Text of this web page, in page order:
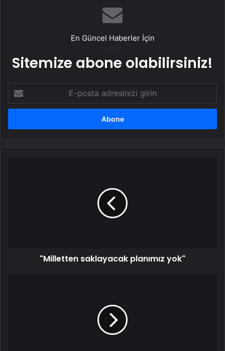
En Güncel Haberler İçin
Sitemize abone olabilirsiniz!
posta
adresinizi
"Milletten saklayacak planımız yok"